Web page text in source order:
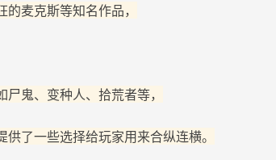
麦克斯等知名作品，
鬼、变种人、拾荒者等，
了一些选择给玩家用来合纵连横。